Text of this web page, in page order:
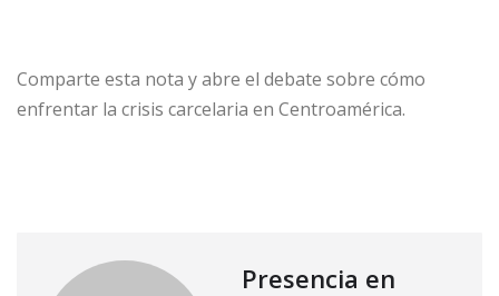
Comparte esta nota y abre el debate sobre cómo
enfrentar la crisis carcelaria en Centroamérica.
Presencia en